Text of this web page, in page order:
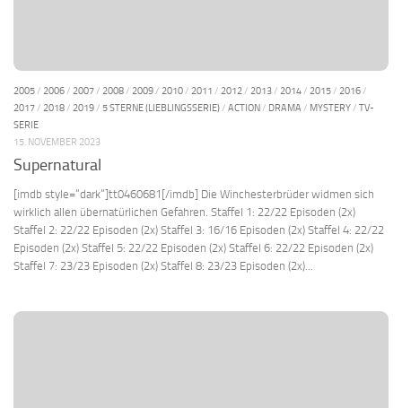
2005 / 2006 / 2007 / 2008 / 2009 / 2010 / 2011 / 2012 / 2013 / 2014 / 2015 / 2016 /
2017 / 2018 / 2019 / 5 STERNE (LIEBLINGSSERIE) / ACTION / DRAMA / MYSTERY / TV-
SERIE
15. NOVEMBER 2023
Supernatural
[imdb style=“dark“]tt0460681[/imdb] Die Winchesterbrüder widmen sich
wirklich allen übernatürlichen Gefahren. Staffel 1: 22/22 Episoden (2x)
Staffel 2: 22/22 Episoden (2x) Staffel 3: 16/16 Episoden (2x) Staffel 4: 22/22
Episoden (2x) Staffel 5: 22/22 Episoden (2x) Staffel 6: 22/22 Episoden (2x)
Staffel 7: 23/23 Episoden (2x) Staffel 8: 23/23 Episoden (2x)...